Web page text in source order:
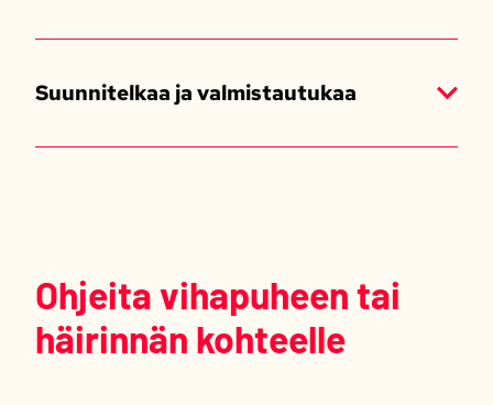
Suunnitelkaa ja valmistautukaa
Ohjeita vihapuheen tai
häirinnän kohteelle